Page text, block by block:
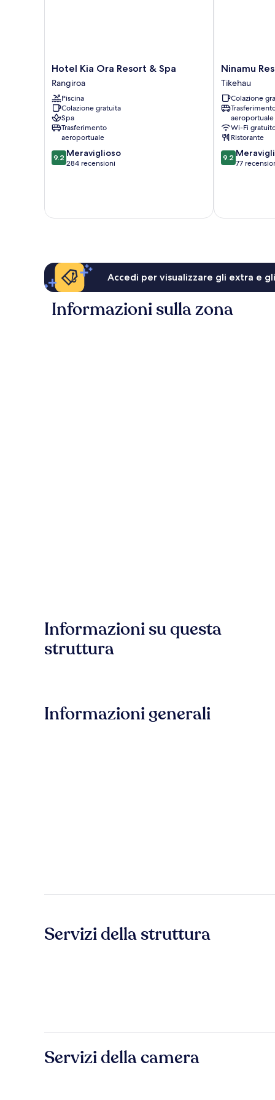
Hotel
Kia
Ora
Resort
&
Spa
Rangiroa
Hotel Kia Ora Resort & Spa
Rangiroa
Piscina
Colazione gratuita
Spa
Trasferimento
aeroportuale
9.2
su
9.2 Meraviglioso
284 recensioni
Ninamu
Resort
Tikehau
Ninamu
Tikehau
Colazione
aeroportuale
Wi-Fi
Ristorante
9.2
su
9.2
77
Accedi per visualizzare gli extra e
Informazioni sulla zona
Informazioni su questa
struttura
Informazioni generali
Servizi della struttura
Servizi della camera